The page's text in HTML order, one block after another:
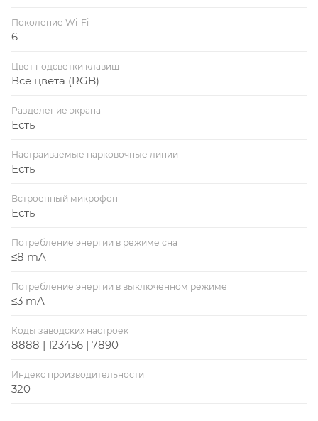
Поколение Wi-Fi
6
Цвет подсветки клавиш
Все цвета (RGB)
Разделение экрана
Есть
Настраиваемые парковочные линии
Есть
Встроенный микрофон
Есть
Потребление энергии в режиме сна
≤8 mA
Потребление энергии в выключенном режиме
≤3 mA
Коды заводских настроек
8888 | 123456 | 7890
Индекс производительности
320